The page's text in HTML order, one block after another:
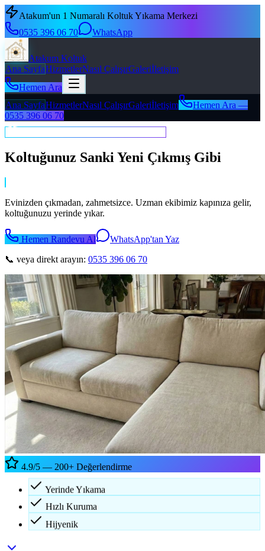
Atakum'un 1 Numaralı Koltuk Yıkama Merkezi
0535 396 06 70
WhatsApp
Atakum Koltuk
Ana SayfaHizmetlerNasıl ÇalışırGaleriİletişim
Hemen Ara
Ana SayfaHizmetlerNasıl ÇalışırGaleriİletişim
Hemen Ara —
0535 396 06 70
Koltuğunuz Sanki Yeni Çıkmış Gibi
Evinizden çıkmadan, zahmetsizce. Uzman ekibimiz kapınıza gelir,
koltuğunuzu yerinde yıkar.
Hemen Randevu Al
WhatsApp'tan Yaz
📞 veya direkt arayın: 0535 396 06 70
4.9/5 — 200+ Değerlendirme
Yerinde Yıkama
Hızlı Kuruma
Hijyenik